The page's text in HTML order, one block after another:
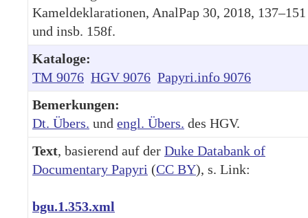
Kameldeklarationen, AnalPap 30, 2018, 137–151
und insb. 158f.
Kataloge:
TM 9076 HGV 9076 Papyri.info 9076
Bemerkungen:
Dt. Übers. und engl. Übers. des HGV.
Text, basierend auf der Duke Databank of
Documentary Papyri (CC BY), s. Link:
bgu.1.353.xml